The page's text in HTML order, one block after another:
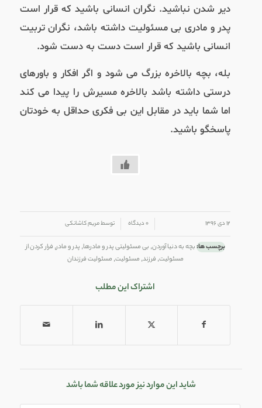
دیر شدن نباشید. نگران انسانی باشید که قرار است
پدر و مادری بی مسئولیت داشته باشد، نگران تربیت
انسانی باشید که قرار است دست به دست شود.
بله، بچه بالاخره بزرگ می شود و اگر افکار و باورهای
درستی داشته باشد بالاخره مسیرش را پیدا می کند
اما شما باید در مقابل این بی فکری حداقل به خودتان
پاسخگو باشید.
۱۲ دی ۱۳۹۶ ۰ دیدگاه توسطمریم کاشانکی
برچسب ها:بچه به دنیا آوردن, بی مسئولیتی پدر و مادرها, پدر و مادر, فرار کردن از
مسئولیت, فرزند, مسئولیت, مسئولیت فرزندان
اشتراک این مطلب
شاید این موارد نیز مورد علاقه شما باشد